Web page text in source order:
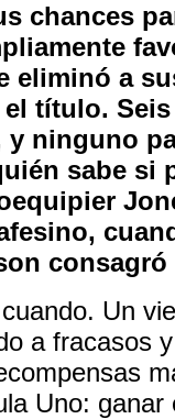
chances
eliminó a
título.
ninguno
sabe si
consagró
Un
a fracasos
Uno: ganar